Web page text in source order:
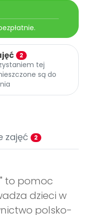
2
tej
są do
zajęć 2
to pomoc
dzieci w
polsko-